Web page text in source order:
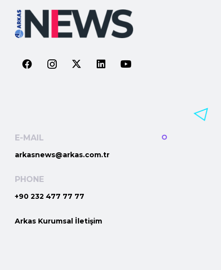
E-MAIL
arkasnews@arkas.com.tr
PHONE
+90 232 477 77 77
Arkas Kurumsal İletişim